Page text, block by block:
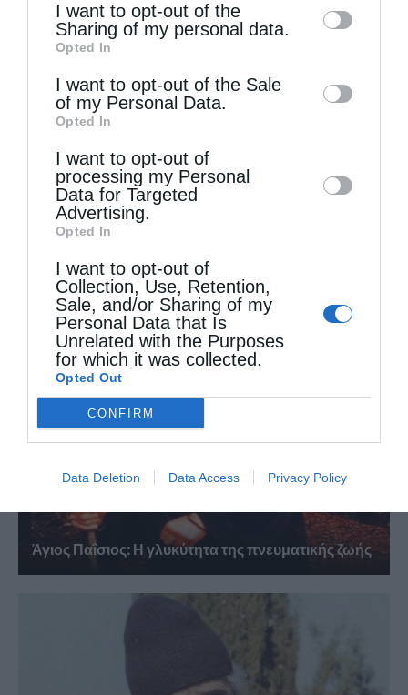
information by third parties on the IAB’s list
of downstream participants. This
information may also be disclosed by us to
third parties on theIAB’s List of
Downstream Participants
disclose it to other third parties.
I want to opt-out of the
Sharing of my personal data.
Opted In
I want to opt-out of the Sale
of my Personal Data.
Opted In
I want to opt-out of
processing my Personal
Data for Targeted
Advertising.
Opted In
I want to opt-out of
Collection, Use, Retention,
Sale, and/or Sharing of my
Personal Data that Is
Unrelated with the Purposes
for which it was collected.
Opted Out
CONFIRM
Data Deletion Data Access Privacy Policy
ΔΕΙΤΕ ΕΠΙΣΗΣ
Όσα πρέπει να γνωρίζουμε για τη νηστεία του...
Άγιος Παΐσιος: Η γλυκύτητα της πνευματικής ζωής